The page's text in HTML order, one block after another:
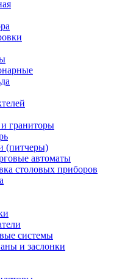
граниторы
(питчеры)
автоматы
столовых приборов
системы
и заслонки